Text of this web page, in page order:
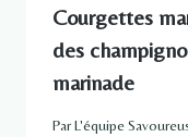
Courgettes
des
marinade
ParL'équipe